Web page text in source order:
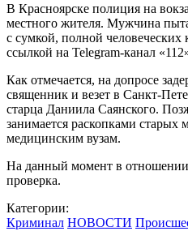
В Красноярске полиция на
местного жителя. Мужчина
с сумкой, полной человеческих
ссылкой на Telegram-канал
Как отмечается, на допросе
священник и везет в Санкт-
старца Даниила Саянского.
занимается раскопками старых
медицинским вузам.
На данный момент в
проверка.
Категории:
Криминал НОВОСТИ